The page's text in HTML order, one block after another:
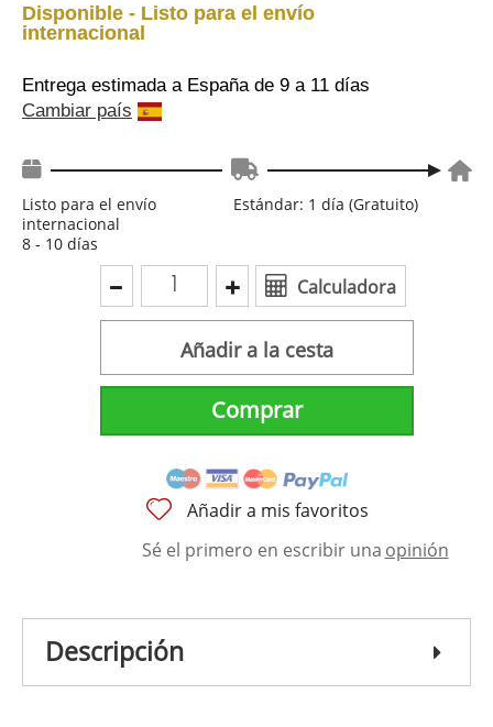
Disponible - Listo para el envío
internacional
Entrega estimada a España de 9 a 11 días
Cambiar país
Listo para el envío
internacional
8 - 10 días
Estándar: 1 día (Gratuito)
Calculadora
Añadir a la cesta
Comprar
Añadir a mis favoritos
Sé el primero en escribir una opinión
Descripción